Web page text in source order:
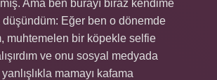
Ama ben burayı biraz kendime
Eğer ben o dönemde
muhtemelen bir köpekle selfie
ve onu sosyal medyada
mamayı kafama